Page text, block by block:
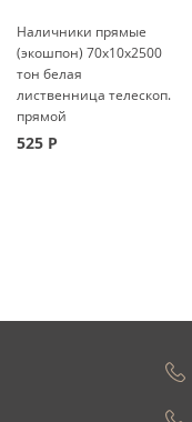
Наличники прямые
(экошпон) 70x10x2500
тон белая
лиственница телескоп.
прямой
525 Р